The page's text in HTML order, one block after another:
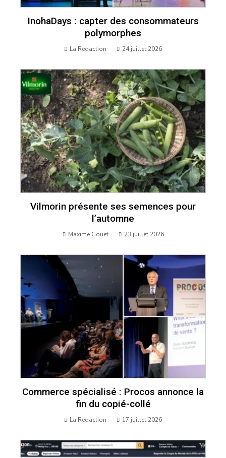
InohaDays : capter des consommateurs
polymorphes
La Rédaction 24 juillet 2026
Vilmorin présente ses semences pour
l’automne
Maxime Gouet 23 juillet 2026
Commerce spécialisé : Procos annonce la
fin du copié-collé
La Rédaction 17 juillet 2026